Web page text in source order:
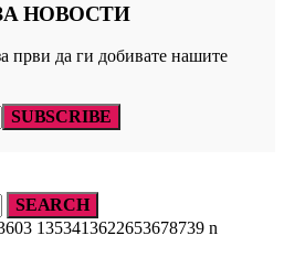
НОВОСТИ
први да ги добивате нашите
SUBSCRIBE
SEARCH